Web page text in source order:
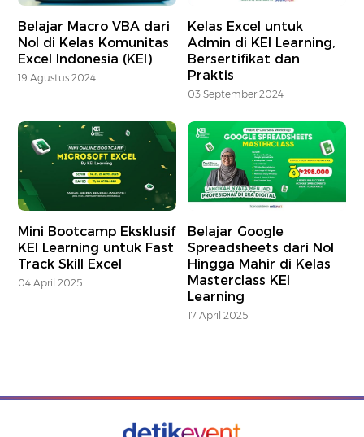
Belajar Macro VBA dari
Nol di Kelas Komunitas
Excel Indonesia (KEI)
19 Agustus 2024
Kelas Excel untuk
Admin di KEI Learning,
Bersertifikat dan
Praktis
03 September 2024
Mini Bootcamp Eksklusif
KEI Learning untuk Fast
Track Skill Excel
04 April 2025
Belajar Google
Spreadsheets dari Nol
Hingga Mahir di Kelas
Masterclass KEI
Learning
17 April 2025